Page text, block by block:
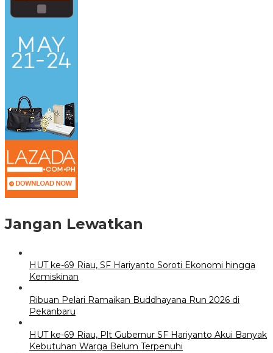
Jangan Lewatkan
HUT ke-69 Riau, SF Hariyanto Soroti Ekonomi hingga
Kemiskinan
Ribuan Pelari Ramaikan Buddhayana Run 2026 di
Pekanbaru
HUT ke-69 Riau, Plt Gubernur SF Hariyanto Akui Banyak
Kebutuhan Warga Belum Terpenuhi